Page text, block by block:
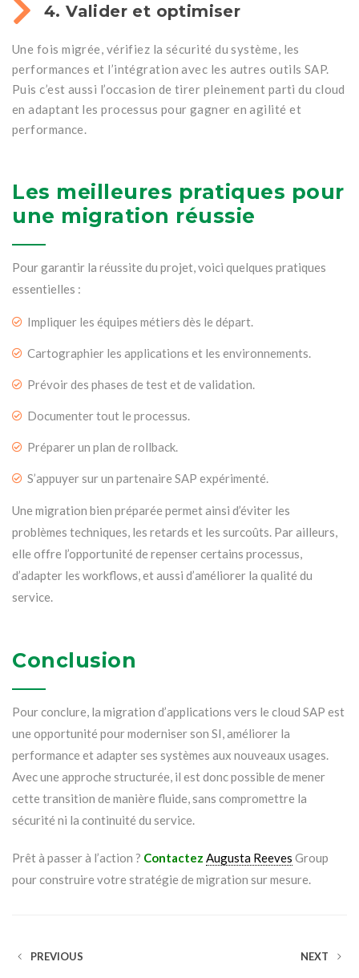
4. Valider et optimiser
Une fois migrée, vérifiez la sécurité du système, les
performances et l’intégration avec les autres outils SAP.
Puis c’est aussi l’occasion de tirer pleinement parti du cloud
en adaptant les processus pour gagner en agilité et
performance.
Les meilleures pratiques pour
une migration réussie
Pour garantir la réussite du projet, voici quelques pratiques
essentielles :
Impliquer les équipes métiers dès le départ.
Cartographier les applications et les environnements.
Prévoir des phases de test et de validation.
Documenter tout le processus.
Préparer un plan de rollback.
S’appuyer sur un partenaire SAP expérimenté.
Une migration bien préparée permet ainsi d’éviter les
problèmes techniques, les retards et les surcoûts. Par ailleurs,
elle offre l’opportunité de repenser certains processus,
d’adapter les workflows, et aussi d’améliorer la qualité du
service.
Conclusion
Pour conclure, la migration d’applications vers le cloud SAP est
une opportunité pour moderniser son SI, améliorer la
performance et adapter ses systèmes aux nouveaux usages.
Avec une approche structurée, il est donc possible de mener
cette transition de manière fluide, sans compromettre la
sécurité ni la continuité du service.
Prêt à passer à l’action ? Contactez Augusta Reeves Group
pour construire votre stratégie de migration sur mesure.
PREVIOUS NEXT